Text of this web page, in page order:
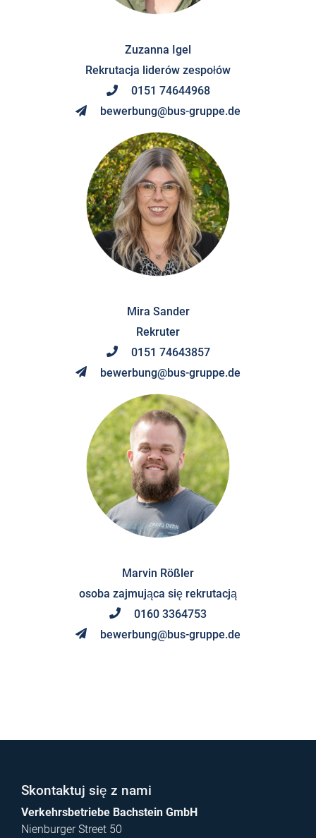
Zuzanna Igel
Rekrutacja liderów zespołów
0151 74644968
bewerbung@bus-gruppe.de
Mira Sander
Rekruter
0151 74643857
bewerbung@bus-gruppe.de
Marvin Rößler
osoba zajmująca się rekrutacją
0160 3364753
bewerbung@bus-gruppe.de
Skontaktuj się z nami
Verkehrsbetriebe Bachstein GmbH
Nienburger Street 50